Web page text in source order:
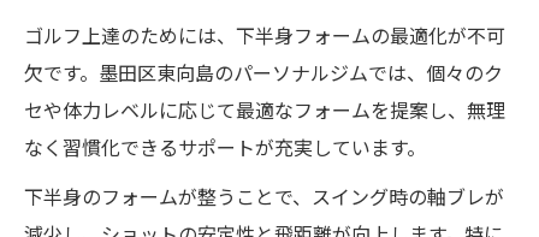
ゴルフ上達のためには、下半身フォームの最適化が不可
欠です。墨田区東向島のパーソナルジムでは、個々のク
セや体力レベルに応じて最適なフォームを提案し、無理
なく習慣化できるサポートが充実しています。
下半身のフォームが整うことで、スイング時の軸ブレが